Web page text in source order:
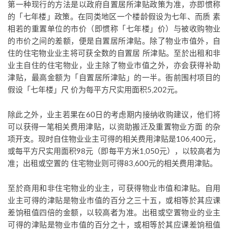
第一种现行的方法是以政府自置居所津贴政策为准，亦即惯称
的「七年楼」政策。在同类地区一个楼龄假设为七年、而质 素
相若的重置单位的市价（即惯称「七年楼」价）与被收购物业
的市价之间的差额，便是自置居所津贴。除了物业市值外，自
住的住宅物业业主将可获全数的自置居 所津贴。至於出租和非
业主自住的住宅物业，业主除了物业市值之外，亦会获得补助
津贴，最高金额为「自置居所津贴」的一半。衙前围村项目的
假设「七年楼」尺 价为每平方尺实用面积5,202元。
除此之外，业主若果在60日的考虑期内接纳收购建议，他们将
可以获得一笔相关费用津贴，以资助搬迁及重置物业方面 的杂
项开支。现时自住物业业主可得的相关费用津贴是106,400元，
或每平方尺实用面积98元（即每平方米1,050元），以较高者为
准；出租或空置的 住宅物业则可得83,600元的相关费用津贴。
至於商用和非住宅物业的业主，可获得物业市值和津贴。自用
业主可得的津贴是物业市值的百分之三十五，或相等於其应课
差饷租值四倍的金额，以较高者为准。出租或空置物业的业主
可得的津贴是物业市值的百分之十，或相等於其应课差饷租值